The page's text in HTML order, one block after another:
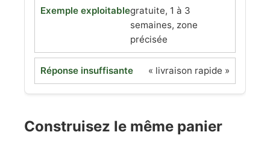
gratuite, 1 à 3
semaines, zone
précisée
« livraison rapide »
Construisez le même panier